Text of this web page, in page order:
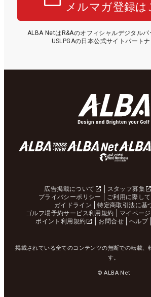
メルマガ登録は
ALBA NetはR&Aのオフィシャルデジタル
USLPGAの日本公式サイトパートナ
広告掲載について スタッフ募集
プライバシーポリシー
ご利用に際して
ガイドライン
特定商取引法に基
ゴルフ場予約サービス利用規約
マイペー
ポイント利用規約
お問合せ ヘルプ
掲載されている全てのコンテンツの無断での転載、
す。
© ALBA Net